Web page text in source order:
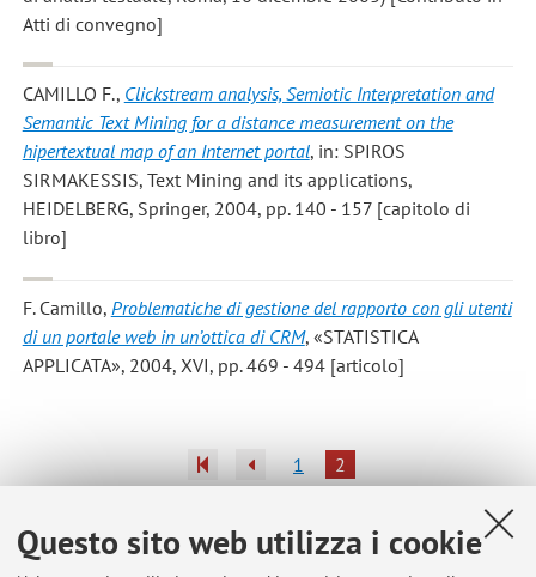
Questo sito web utilizza i cookie
Atti di convegno]
CAMILLO F., Clickstream analysis, Semiotic Interpretation and
Semantic Text Mining for a distance measurement on the
hipertextual map of an Internet portal, in: SPIROS
SIRMAKESSIS, Text Mining and its applications,
HEIDELBERG, Springer, 2004, pp. 140 - 157 [capitolo di
libro]
F. Camillo, Problematiche di gestione del rapporto con gli utenti
di un portale web in un’ottica di CRM, «STATISTICA
APPLICATA», 2004, XVI, pp. 469 - 494 [articolo]
1 2